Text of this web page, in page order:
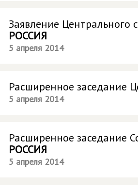
Заявление Центрального
РОССИЯ
5 апреля 2014
Расширенное заседание
5 апреля 2014
Расширенное заседание
РОССИЯ
5 апреля 2014